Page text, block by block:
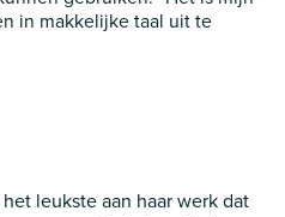
in makkelijke taal uit te
leukste aan haar werk dat